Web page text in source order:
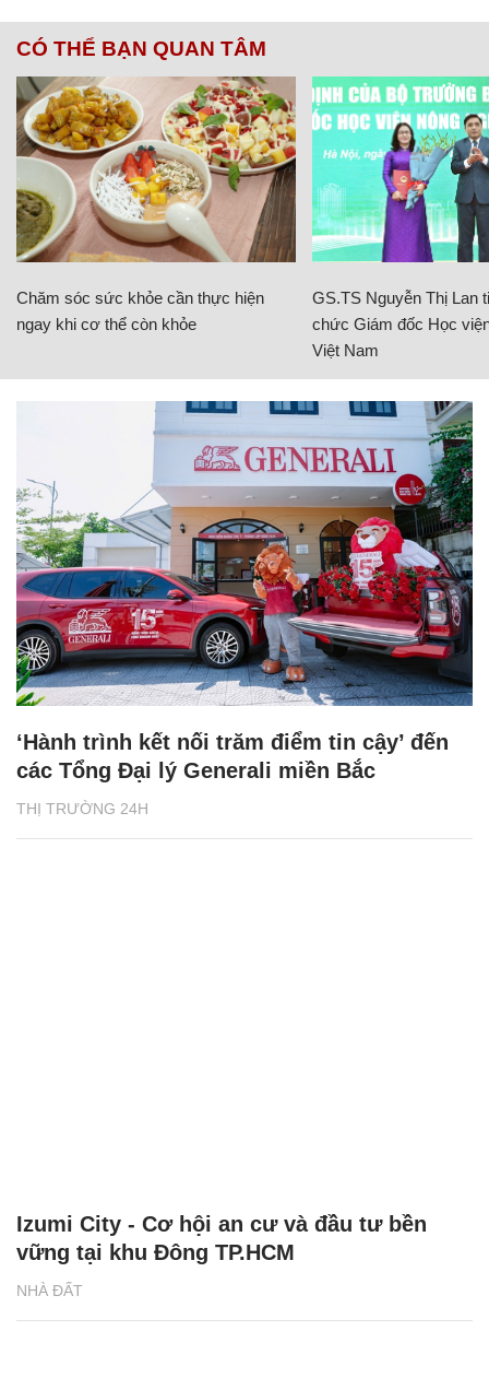
CÓ THỂ BẠN QUAN TÂM
Chăm sóc sức khỏe cần thực hiện
ngay khi cơ thể còn khỏe
GS.TS Nguyễn Thị Lan
chức Giám đốc Học
Việt Nam
THỊ TRƯỜNG 24H
‘Hành trình kết nối trăm điểm tin cậy’ đến
các Tổng Đại lý Generali miền Bắc
NHÀ ĐẤT
Izumi City - Cơ hội an cư và đầu tư bền
vững tại khu Đông TP.HCM